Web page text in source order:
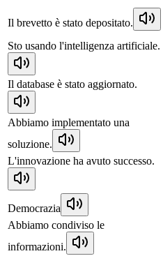
Il brevetto è stato depositato.
Sto usando l'intelligenza artificiale.
Il database è stato aggiornato.
Abbiamo implementato una
soluzione.
L'innovazione ha avuto successo.
Democrazia
Abbiamo condiviso le
informazioni.